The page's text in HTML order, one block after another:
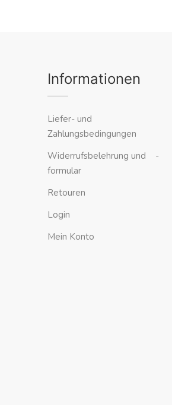
Informationen
Liefer- und
Zahlungsbedingungen
Widerrufsbelehrung und -
formular
Retouren
Login
Mein Konto